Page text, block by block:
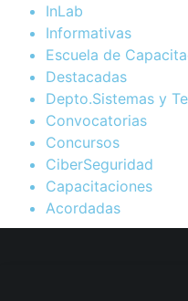
InLab
Informativas
Escuela de
Destacadas
Depto.Sistemas y
Convocatorias
Concursos
CiberSeguridad
Capacitaciones
Acordadas